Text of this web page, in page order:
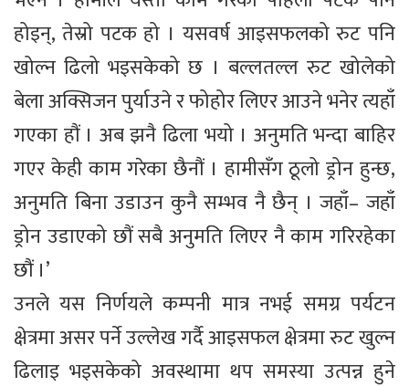
होइन्, तेस्रो पटक हो । यसवर्ष आइसफलको रुट पनि
खोल्न ढिलो भइसकेको छ । बल्लतल्ल रुट खोलेको
बेला अक्सिजन पुर्याउने र फोहोर लिएर आउने भनेर त्यहाँ
गएका हौं । अब झनै ढिला भयो । अनुमति भन्दा बाहिर
गएर केही काम गरेका छैनौं । हामीसँग ठूलो ड्रोन हुन्छ,
अनुमति बिना उडाउन कुनै सम्भव नै छैन् । जहाँ– जहाँ
ड्रोन उडाएको छौं सबै अनुमति लिएर नै काम गरिरहेका
छौं ।’
उनले यस निर्णयले कम्पनी मात्र नभई समग्र पर्यटन
क्षेत्रमा असर पर्ने उल्लेख गर्दै आइसफल क्षेत्रमा रुट खुल्न
ढिलाइ भइसकेको अवस्थामा थप समस्या उत्पन्न हुने